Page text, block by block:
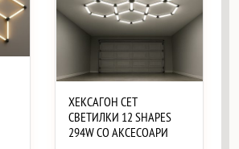
ХЕКСАГОН СЕТ
СВЕТИЛКИ 12 SHAPES
294W СО АКСЕСОАРИ